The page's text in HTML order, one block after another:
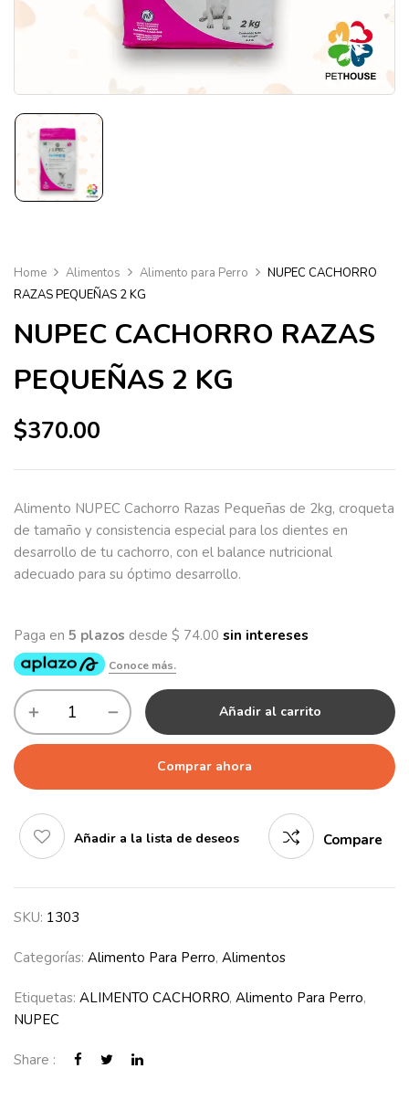
Home Alimentos Alimento para Perro
NUPEC CACHORRO
RAZAS PEQUEÑAS 2 KG
NUPEC CACHORRO RAZAS
PEQUEÑAS 2 KG
$370.00
Alimento NUPEC Cachorro Razas Pequeñas de 2kg, croqueta
de tamaño y consistencia especial para los dientes en
desarrollo de tu cachorro, con el balance nutricional
adecuado para su óptimo desarrollo.
Añadir al carrito
Comprar ahora
Añadir a la lista de deseos Compare
SKU: 1303
Categorías: Alimento Para Perro, Alimentos
Etiquetas: ALIMENTO CACHORRO, Alimento Para Perro,
NUPEC
Share :